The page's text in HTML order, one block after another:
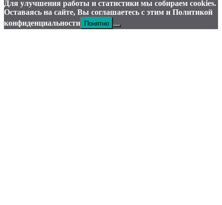
Для улучшения работы и статистики мы собираем cookies.
Оставаясь на сайте, Вы соглашаетесь с этим и Политикой
конфиденциальности Понятно